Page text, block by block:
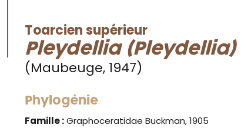
Toarcien supérieur
Pleydellia (Pleydellia)
(Maubeuge, 1947)
Phylogénie
Famille :Graphoceratidae Buckman, 1905